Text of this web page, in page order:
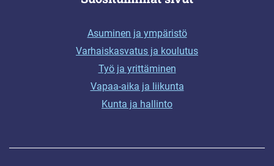
Asuminen ja ympäristö
Varhaiskasvatus ja koulutus
Työ ja yrittäminen
Vapaa-aika ja liikunta
Kunta ja hallinto